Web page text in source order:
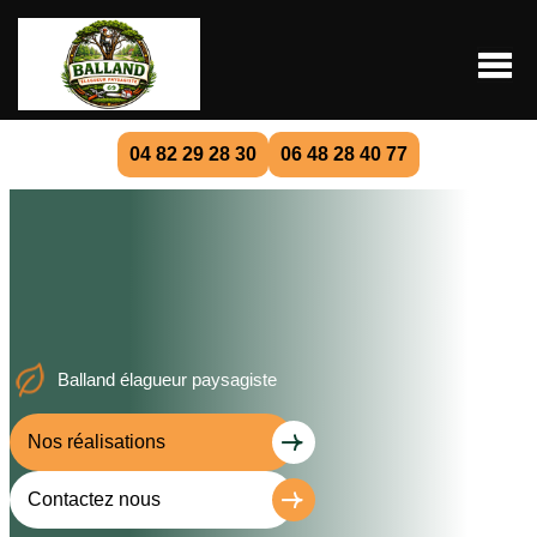
04 82 29 28 30 06 48 28 40 77
Balland élagueur paysagiste
Nos réalisations
Contactez nous